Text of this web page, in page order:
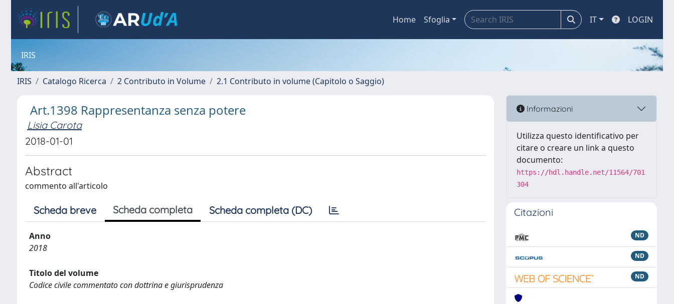
Home Sfoglia IT LOGIN
IRIS
IRIS Catalogo Ricerca 2 Contributo in Volume 2.1 Contributo in volume (Capitolo o Saggio)
Art.1398 Rappresentanza senza potere
Lisia Carota
2018-01-01
Abstract
commento all'articolo
Scheda breve Scheda completa Scheda completa (DC)
Anno
2018
Titolo del volume
Codice civile commentato con dottrina e giurisprudenza
Informazioni
Utilizza questo identificativo per
citare o creare un link a questo
documento:
https://hdl.handle.net/11564/701
304
Citazioni
ND
ND
ND